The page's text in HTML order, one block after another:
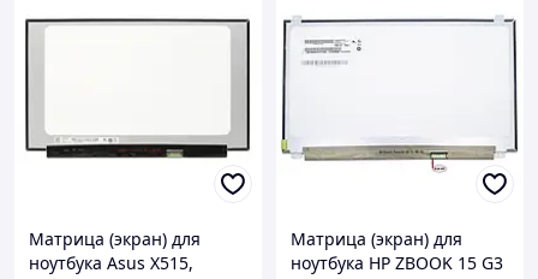
Матрица (экран) для
ноутбука Asus X515,
Матрица (экран) для
ноутбука HP ZBOOK 15 G3